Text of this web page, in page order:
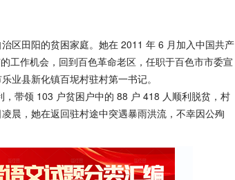
田阳的贫困家庭。她在 2011 年 6 月加入中国共产
工作机会，回到百色革命老区，任职于百色市市委宣
业县新化镇百坭村驻村第一书记。
带领 103 户贫困户中的 88 户 418 人顺利脱贫，村
晨，她在返回驻村途中突遇暴雨洪流，不幸因公殉